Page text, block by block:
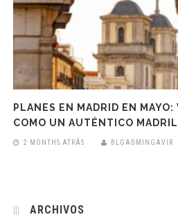
PLANES EN MADRID EN MAYO:
COMO UN AUTÉNTICO
2 MONTHS ATRÁS BLGADMINGAVIR
ARCHIVOS